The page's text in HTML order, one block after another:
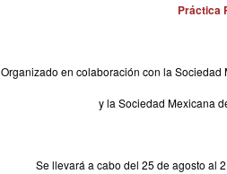
Práctica
Organizado en colaboración con la Sociedad
y la Sociedad Mexicana
Se llevará a cabo del 25 de agosto al